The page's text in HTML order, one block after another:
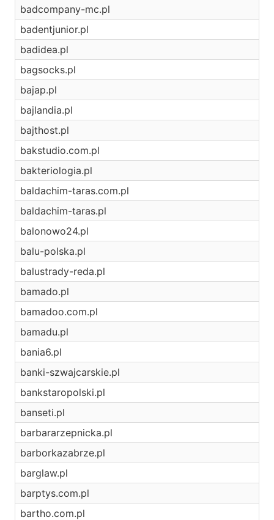
badcompany-mc.pl
badentjunior.pl
badidea.pl
bagsocks.pl
bajap.pl
bajlandia.pl
bajthost.pl
bakstudio.com.pl
bakteriologia.pl
baldachim-taras.com.pl
baldachim-taras.pl
balonowo24.pl
balu-polska.pl
balustrady-reda.pl
bamado.pl
bamadoo.com.pl
bamadu.pl
bania6.pl
banki-szwajcarskie.pl
bankstaropolski.pl
banseti.pl
barbararzepnicka.pl
barborkazabrze.pl
barglaw.pl
barptys.com.pl
bartho.com.pl